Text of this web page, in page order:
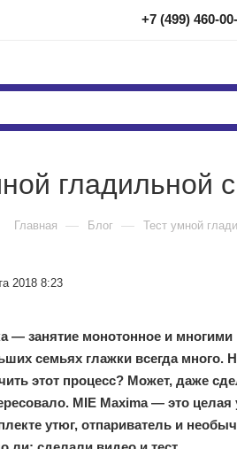
+7 (499) 460-
гладильной
Главная — Блог — Тест умной
2018 8:23
— занятие монотонное и
семьях глажки всегда много.
этот процесс? Может, даже
MIE Maxima — это
утюг, отпариватель и